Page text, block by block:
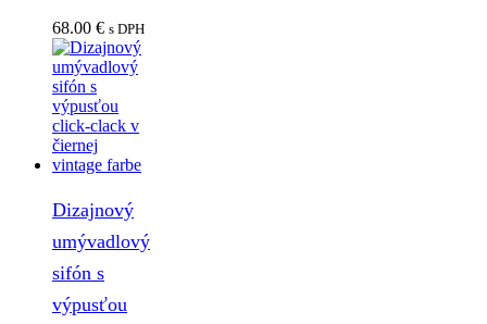
68.00 € s DPH
Dizajnový
umývadlový
sifón s
výpusťou